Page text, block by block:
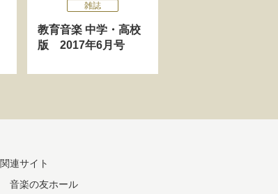
雑誌
教育音楽 中学・高校
版 2017年6月号
関連サイト
音楽の友ホール